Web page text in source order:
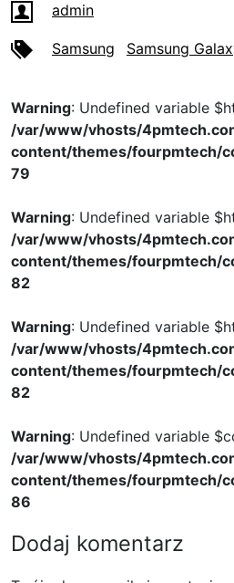
admin
Samsung Samsung
Warning: Undefined variable
/var/www/vhosts/
content/themes/fourpmtech/
79
Warning: Undefined variable
/var/www/vhosts/
content/themes/fourpmtech/
82
Warning: Undefined variable
/var/www/vhosts/
content/themes/fourpmtech/
82
Warning: Undefined variable
/var/www/vhosts/
content/themes/fourpmtech/
86
Dodaj komentarz